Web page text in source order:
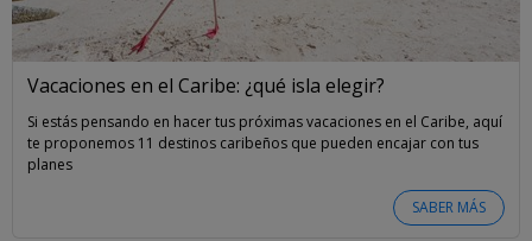
Vacaciones en el Caribe: ¿qué isla elegir?
Si estás pensando en hacer tus próximas vacaciones en el Caribe, aquí
te proponemos 11 destinos caribeños que pueden encajar con tus
planes
SABER MÁS